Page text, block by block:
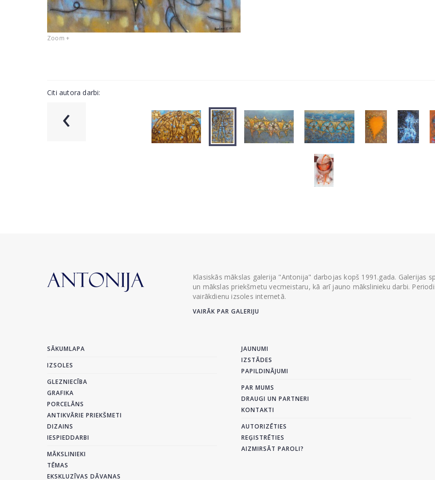
Zoom +
Citi autora darbi:
‹
Klasiskās mākslas galerija "Antonija" darbojas kopš 1991.gada. Galerijas
un mākslas priekšmetu vecmeistaru, kā arī jauno mākslinieku darbi.
vairākdienu izsoles internetā.
VAIRĀK PAR GALERIJU
SĀKUMLAPA
IZSOLES
GLEZNIECĪBA
GRAFIKA
PORCELĀNS
ANTIKVĀRIE PRIEKŠMETI
DIZAINS
IESPIEDDARBI
MĀKSLINIEKI
TĒMAS
EKSKLUZĪVAS DĀVANAS
JAUNUMI
IZSTĀDES
PAPILDINĀJUMI
PAR MUMS
DRAUGI UN PARTNERI
KONTAKTI
AUTORIZĒTIES
REĢISTRĒTIES
AIZMIRSĀT PAROLI?